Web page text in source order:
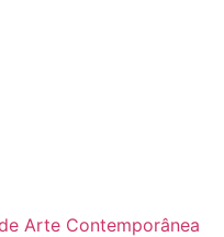
Arte Contemporânea